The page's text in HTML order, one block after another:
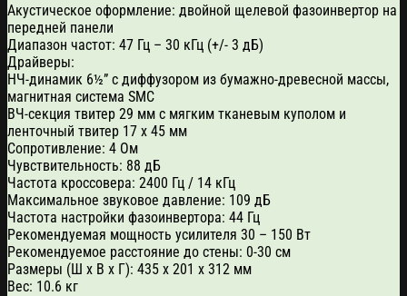
Акустическое оформление: двойной щелевой фазоинвертор на
передней панели
Диапазон частот: 47 Гц – 30 кГц (+/- 3 дБ)
Драйверы:
НЧ-динамик 6½” с диффузором из бумажно-древесной массы,
магнитная система SMC
ВЧ-секция твитер 29 мм с мягким тканевым куполом и
ленточный твитер 17 х 45 мм
Сопротивление: 4 Ом
Чувствительность: 88 дБ
Частота кроссовера: 2400 Гц / 14 кГц
Максимальное звуковое давление: 109 дБ
Частота настройки фазоинвертора: 44 Гц
Рекомендуемая мощность усилителя 30 – 150 Вт
Рекомендуемое расстояние до стены: 0-30 см
Размеры (Ш х В х Г): 435 х 201 х 312 мм
Вес: 10.6 кг